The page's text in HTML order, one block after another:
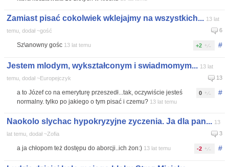
Zamiast pisać cokolwiek wklejajmy na wszystkich... 13 lat
temu, dodał ~gość
6
#
+2
Sz\anowny gośc 13 lat temu
Jestem mlodym, wykształconym i swiadmomym... 13 lat
temu, dodał ~Europejczyk
13
#
0
a to Józef co na emeryturę przeszedł...tak, oczywiście jesteś
normalny. tylko po jakiego o tym pisać i czemu? 13 lat temu
Naokolo slychac hypokryzyjne zyczenia. Ja dla pan... 13
lat temu, dodał ~Zofia
3
#
-2
a ja chłopom też dostępu do aborcji..ich żon:) 13 lat temu